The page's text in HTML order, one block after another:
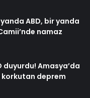
ABD, bir yanda
namaz
duyurdu! Amasya’da
korkutan deprem